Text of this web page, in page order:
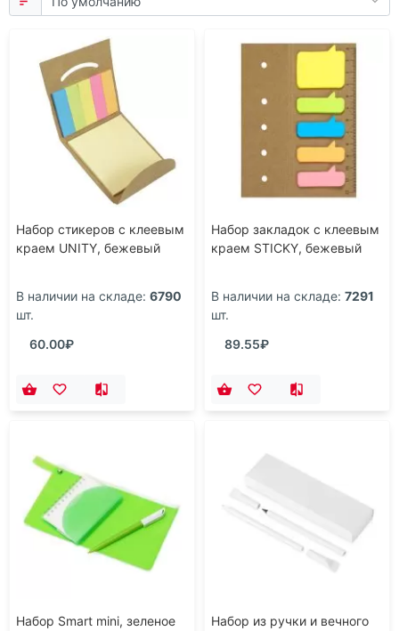
Набор стикеров с клеевым
краем UNITY, бежевый
В наличии на складе: 6790
шт.
60.00₽
Набор закладок с клеевым
краем STICKY, бежевый
В наличии на складе: 7291
шт.
89.55₽
Набор Smart mini, зеленое
Набор из ручки и вечного